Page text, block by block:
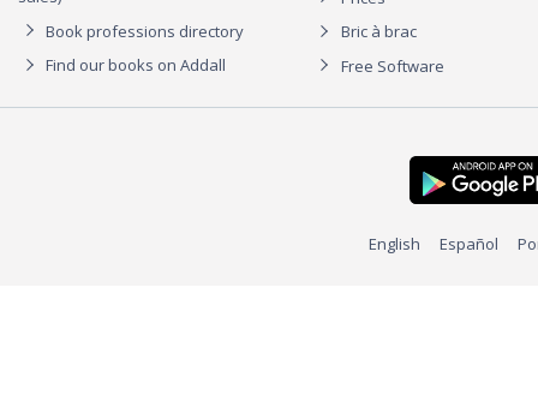
Book professions directory
Find our books on Addall
Bric à brac
Free Software
English Español